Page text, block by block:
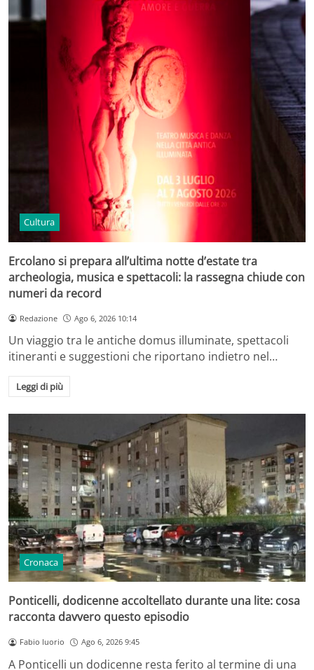
Cultura
Ercolano si prepara all’ultima notte d’estate tra
archeologia, musica e spettacoli: la rassegna chiude con
numeri da record
Redazione Ago 6, 2026 10:14
Un viaggio tra le antiche domus illuminate, spettacoli
itineranti e suggestioni che riportano indietro nel…
Leggi di più
Cronaca
Ponticelli, dodicenne accoltellato durante una lite: cosa
racconta davvero questo episodio
Fabio Iuorio Ago 6, 2026 9:45
A Ponticelli un dodicenne resta ferito al termine di una